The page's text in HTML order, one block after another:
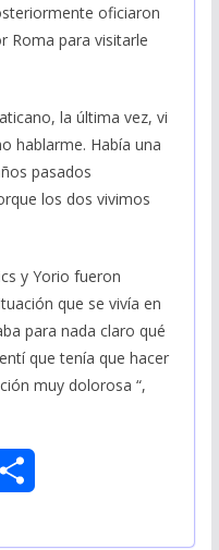
oficiaron
Roma para visitarle
la última vez, vi
hablarme. Había una
pasados
los dos vivimos
y Yorio fueron
que se vivía en
para nada claro qué
que tenía que hacer
muy dolorosa “,